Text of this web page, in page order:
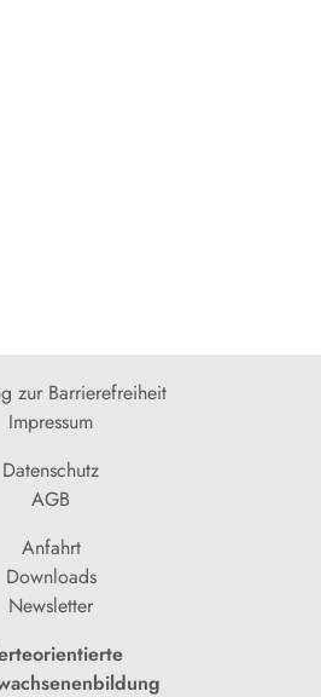
zur Barrierefreiheit
Impressum
Datenschutz
AGB
Anfahrt
Downloads
Newsletter